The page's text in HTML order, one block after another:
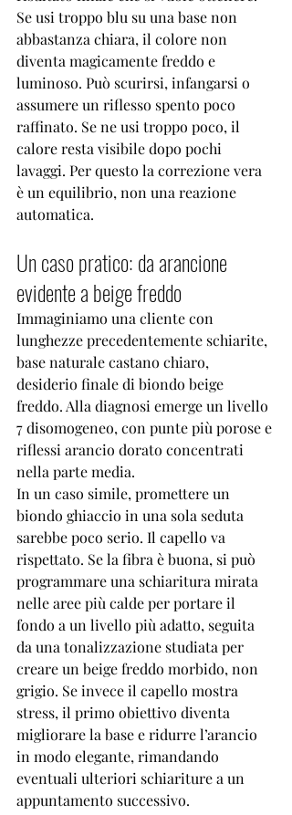
Se usi troppo blu su una base non
abbastanza chiara, il colore non
diventa magicamente freddo e
luminoso. Può scurirsi, infangarsi o
assumere un riflesso spento poco
raffinato. Se ne usi troppo poco, il
calore resta visibile dopo pochi
lavaggi. Per questo la correzione vera
è un equilibrio, non una reazione
automatica.
Un caso pratico: da arancione
evidente a beige freddo
Immaginiamo una cliente con
lunghezze precedentemente schiarite,
base naturale castano chiaro,
desiderio finale di biondo beige
freddo. Alla diagnosi emerge un livello
7 disomogeneo, con punte più porose e
riflessi arancio dorato concentrati
nella parte media.
In un caso simile, promettere un
biondo ghiaccio in una sola seduta
sarebbe poco serio. Il capello va
rispettato. Se la fibra è buona, si può
programmare una schiaritura mirata
nelle aree più calde per portare il
fondo a un livello più adatto, seguita
da una tonalizzazione studiata per
creare un beige freddo morbido, non
grigio. Se invece il capello mostra
stress, il primo obiettivo diventa
migliorare la base e ridurre l’arancio
in modo elegante, rimandando
eventuali ulteriori schiariture a un
appuntamento successivo.